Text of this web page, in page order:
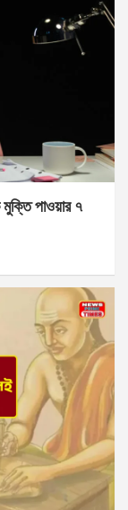
পাওয়ার ৭